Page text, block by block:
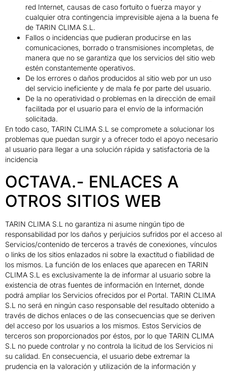
red Internet, causas de caso fortuito o fuerza mayor y
cualquier otra contingencia imprevisible ajena a la buena fe
de TARIN CLIMA S.L.
Fallos o incidencias que pudieran producirse en las
comunicaciones, borrado o transmisiones incompletas, de
manera que no se garantiza que los servicios del sitio web
estén constantemente operativos.
De los errores o daños producidos al sitio web por un uso
del servicio ineficiente y de mala fe por parte del usuario.
De la no operatividad o problemas en la dirección de email
facilitada por el usuario para el envío de la información
solicitada.
En todo caso, TARIN CLIMA S.L se compromete a solucionar los
problemas que puedan surgir y a ofrecer todo el apoyo necesario
al usuario para llegar a una solución rápida y satisfactoria de la
incidencia
OCTAVA.- ENLACES A
OTROS SITIOS WEB
TARIN CLIMA S.L no garantiza ni asume ningún tipo de
responsabilidad por los daños y perjuicios sufridos por el acceso al
Servicios/contenido de terceros a través de conexiones, vínculos
o links de los sitios enlazados ni sobre la exactitud o fiabilidad de
los mismos. La función de los enlaces que aparecen en TARIN
CLIMA S.L es exclusivamente la de informar al usuario sobre la
existencia de otras fuentes de información en Internet, donde
podrá ampliar los Servicios ofrecidos por el Portal. TARIN CLIMA
S.L no será en ningún caso responsable del resultado obtenido a
través de dichos enlaces o de las consecuencias que se deriven
del acceso por los usuarios a los mismos. Estos Servicios de
terceros son proporcionados por éstos, por lo que TARIN CLIMA
S.L no puede controlar y no controla la licitud de los Servicios ni
su calidad. En consecuencia, el usuario debe extremar la
prudencia en la valoración y utilización de la información y